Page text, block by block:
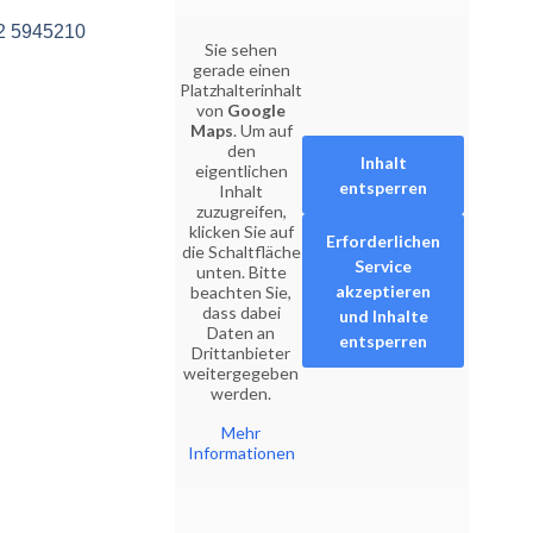
5945210
Sie sehen
gerade einen
Platzhalterinhalt
von Google
Maps. Um auf
den
eigentlichen
Inhalt
zuzugreifen,
klicken Sie auf
die Schaltfläche
unten. Bitte
beachten Sie,
dass dabei
Daten an
Drittanbieter
weitergegeben
werden.
Mehr
Informationen
Inhalt
entsperren
Erforderlichen
Service
akzeptieren
und Inhalte
entsperren